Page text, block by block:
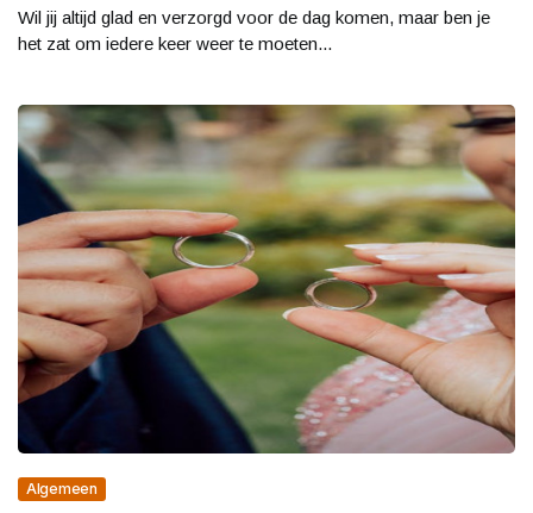
Wil jij altijd glad en verzorgd voor de dag komen, maar ben je
het zat om iedere keer weer te moeten...
Algemeen